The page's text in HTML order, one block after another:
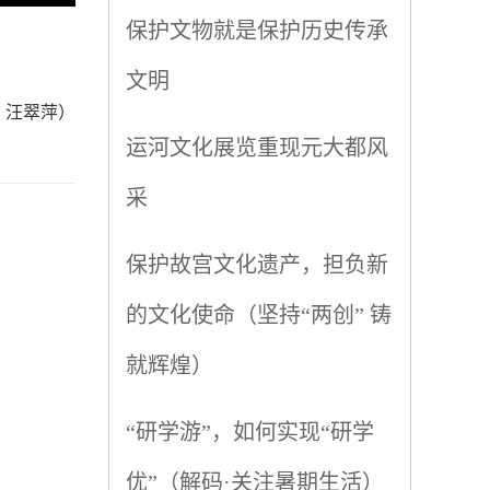
翠萍）
保护文物就是保护历史传承
文明
运河文化展览重现元大都风
采
保护故宫文化遗产，担负新
的文化使命（坚持“两创” 铸
就辉煌）
“研学游”，如何实现“研学
优”（解码·关注暑期生活）